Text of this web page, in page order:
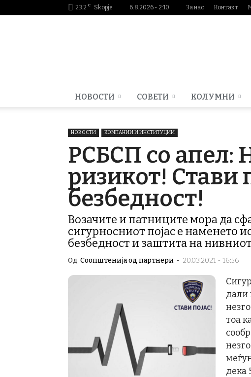
23.2 C Skopje 6.8.2026 - 2:10 За нас Контакт
НОВОСТИ СОВЕТИ КОЛУМНИ
НОВОСТИ КОМПАНИИ И ИНСТИТУЦИИ
РСБСП со апел:
ризикот! Стави
безбедност!
Возачите и патниците мора да
сигурносниот појас е наменето
безбедност и заштита на
Од Соопштенија од партнери - 20.03.2021 - 16:56
дали
тоа
дека